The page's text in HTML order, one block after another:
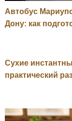
Автобус
Дону: как
Сухие
практический